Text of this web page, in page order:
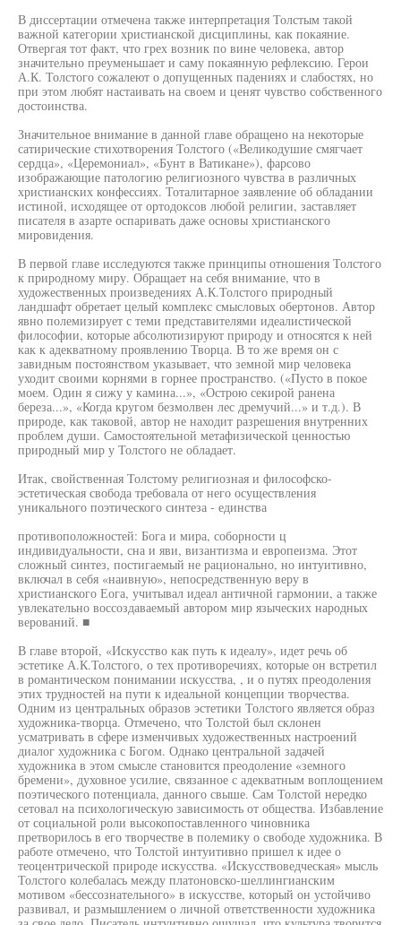
В диссертации отмечена также интерпретация Толстым такой
важной категории христианской дисциплины, как покаяние.
Отвергая тот факт, что грех возник по вине человека, автор
значительно преуменьшает и саму покаянную рефлексию. Герои
А.К. Толстого сожалеют о допущенных падениях и слабостях, но
при этом любят настаивать на своем и ценят чувство собственного
достоинства.
Значительное внимание в данной главе обращено на некоторые
сатирические стихотворения Толстого («Великодушие смягчает
сердца», «Церемониал», «Бунт в Ватикане»), фарсово
изображающие патологию религиозного чувства в различных
христианских конфессиях. Тоталитарное заявление об обладании
истиной, исходящее от ортодоксов любой религии, заставляет
писателя в азарте оспаривать даже основы христианского
мировидения.
В первой главе исследуются также принципы отношения Толстого
к природному миру. Обращает на себя внимание, что в
художественных произведениях А.К.Толстого природный
ландшафт обретает целый комплекс смысловых обертонов. Автор
явно полемизирует с теми представителями идеалистической
философии, которые абсолютизируют природу и относятся к ней
как к адекватному проявлению Творца. В то же время он с
завидным постоянством указывает, что земной мир человека
уходит своими корнями в горнее пространство. («Пусто в покое
моем. Один я сижу у камина...», «Острою секирой ранена
береза...», «Когда кругом безмолвен лес дремучий...» и т.д.). В
природе, как таковой, автор не находит разрешения внутренних
проблем души. Самостоятельной метафизической ценностью
природный мир у Толстого не обладает.
Итак, свойственная Толстому религиозная и философско-
эстетическая свобода требовала от него осуществления
уникального поэтического синтеза - единства
противоположностей: Бога и мира, соборности ц
индивидуальности, сна и яви, византизма и европеизма. Этот
сложный синтез, постигаемый не рационально, но интуитивно,
включал в себя «наивную», непосредственную веру в
христианского Еога, учитывал идеал античной гармонии, а также
увлекательно воссоздаваемый автором мир языческих народных
верований. ■
В главе второй, «Искусство как путь к идеалу», идет речь об
эстетике А.К.Толстого, о тех противоречиях, которые он встретил
в романтическом понимании искусства, , и о путях преодоления
этих трудностей на пути к идеальной концепции творчества.
Одним из центральных образов эстетики Толстого является образ
художника-творца. Отмечено, что Толстой был склонен
усматривать в сфере изменчивых художественных настроений
диалог художника с Богом. Однако центральной задачей
художника в этом смысле становится преодоление «земного
бремени», духовное усилие, связанное с адекватным воплощением
поэтического потенциала, данного свыше. Сам Толстой нередко
сетовал на психологическую зависимость от общества. Избавление
от социальной роли высокопоставленного чиновника
претворилось в его творчестве в полемику о свободе художника. В
работе отмечено, что Толстой интуитивно пришел к идее о
теоцентрической природе искусства. «Искусствоведческая» мысль
Толстого колебалась между платоновско-шеллингианским
мотивом «бессознательного» в искусстве, который он устойчиво
развивал, и размышлением о личной ответственности художника